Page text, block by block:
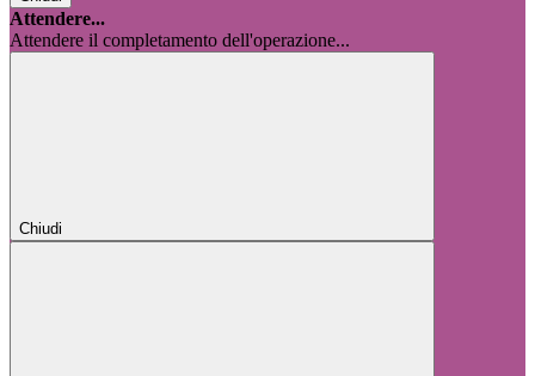
Attendere...
Attendere il completamento dell'operazione...
Chiudi